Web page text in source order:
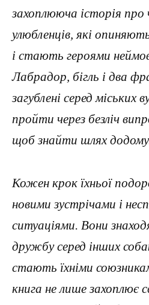
захоплююча історія
улюбленців, які
і стають героями
Лабрадор, бігль і два
загублені серед міських
пройти через безліч
щоб знайти шлях
Кожен крок їхньої
новими зустрічами і
ситуаціями. Вони
дружбу серед інших
стають їхніми
книга не лише захоплює